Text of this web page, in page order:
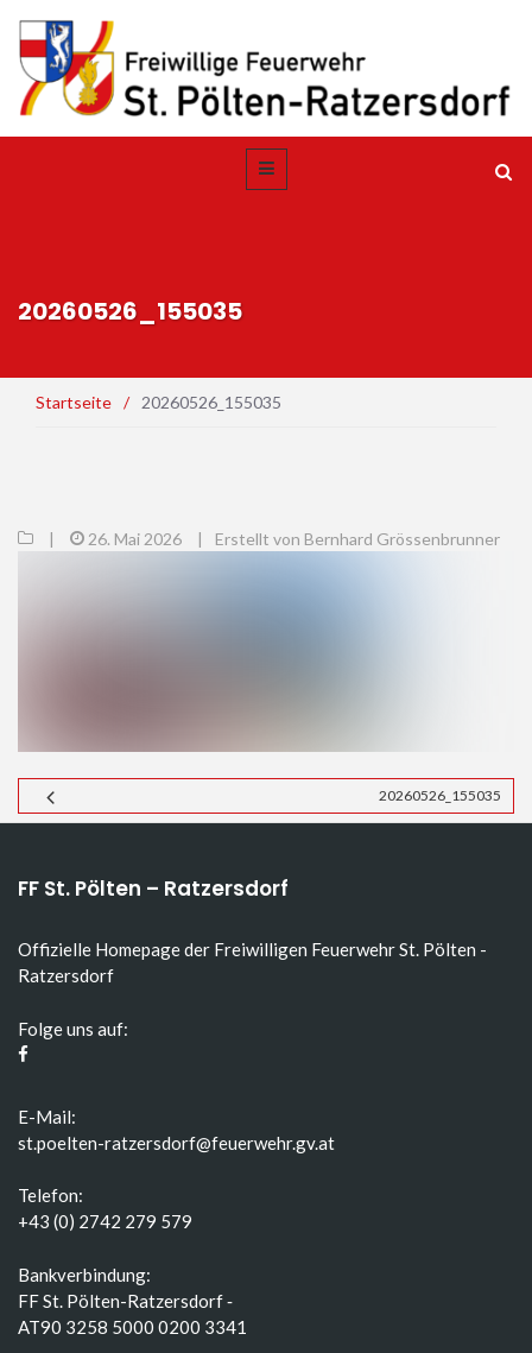
20260526_155035
Startseite / 20260526_155035
| 26. Mai 2026 | Erstellt von Bernhard Grössenbrunner
20260526_155035
FF St. Pölten – Ratzersdorf
Offizielle Homepage der Freiwilligen Feuerwehr St. Pölten -
Ratzersdorf
Folge uns auf:
E-Mail:
st.poelten-ratzersdorf@feuerwehr.gv.at
Telefon:
+43 (0) 2742 279 579
Bankverbindung:
FF St. Pölten-Ratzersdorf ‑
AT90 3258 5000 0200 3341